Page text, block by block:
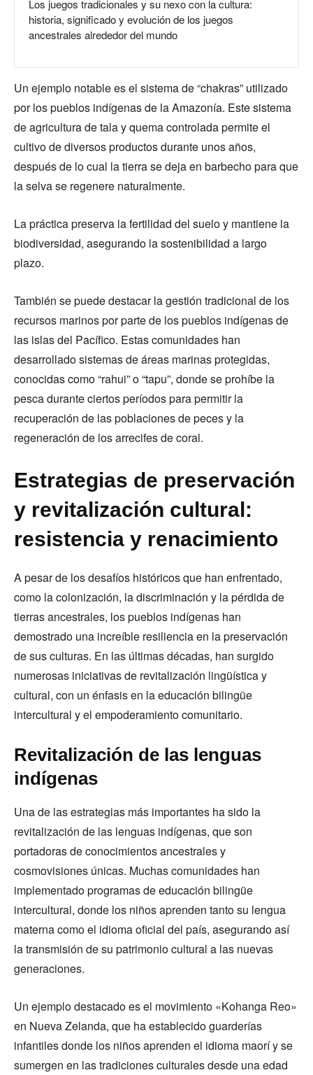
Los juegos tradicionales y su nexo con la cultura:
historia, significado y evolución de los juegos
ancestrales alrededor del mundo
Un ejemplo notable es el sistema de “chakras” utilizado
por los pueblos indígenas de la Amazonía. Este sistema
de agricultura de tala y quema controlada permite el
cultivo de diversos productos durante unos años,
después de lo cual la tierra se deja en barbecho para que
la selva se regenere naturalmente.
La práctica preserva la fertilidad del suelo y mantiene la
biodiversidad, asegurando la sostenibilidad a largo
plazo.
También se puede destacar la gestión tradicional de los
recursos marinos por parte de los pueblos indígenas de
las islas del Pacífico. Estas comunidades han
desarrollado sistemas de áreas marinas protegidas,
conocidas como “rahui” o “tapu”, donde se prohíbe la
pesca durante ciertos períodos para permitir la
recuperación de las poblaciones de peces y la
regeneración de los arrecifes de coral.
Estrategias de preservación
y revitalización cultural:
resistencia y renacimiento
A pesar de los desafíos históricos que han enfrentado,
como la colonización, la discriminación y la pérdida de
tierras ancestrales, los pueblos indígenas han
demostrado una increíble resiliencia en la preservación
de sus culturas. En las últimas décadas, han surgido
numerosas iniciativas de revitalización lingüística y
cultural, con un énfasis en la educación bilingüe
intercultural y el empoderamiento comunitario.
Revitalización de las lenguas
indígenas
Una de las estrategias más importantes ha sido la
revitalización de las lenguas indígenas, que son
portadoras de conocimientos ancestrales y
cosmovisiones únicas. Muchas comunidades han
implementado programas de educación bilingüe
intercultural, donde los niños aprenden tanto su lengua
materna como el idioma oficial del país, asegurando así
la transmisión de su patrimonio cultural a las nuevas
generaciones.
Un ejemplo destacado es el movimiento «Kohanga Reo»
en Nueva Zelanda, que ha establecido guarderías
infantiles donde los niños aprenden el idioma maorí y se
sumergen en las tradiciones culturales desde una edad